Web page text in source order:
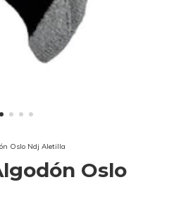
Oslo Ndj Aletilla
Oslo